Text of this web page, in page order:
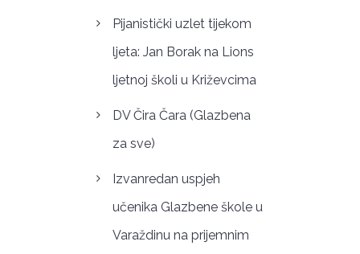
Pijanistički uzlet tijekom
ljeta: Jan Borak na Lions
ljetnoj školi u Križevcima
DV Čira Čara (Glazbena
za sve)
Izvanredan uspjeh
učenika Glazbene škole u
Varaždinu na prijemnim